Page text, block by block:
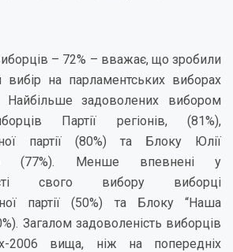
– 72% – вважає, що зробили
вибір на парламентських виборах
задоволених вибором
Партії регіонів, (81%),
партії (80%) та Блоку Юлії
(77%). Менше впевнені у
свого вибору виборці
партії (50%) та Блоку “Наша
Загалом задоволеність виборців
2006 вища, ніж на попередніх